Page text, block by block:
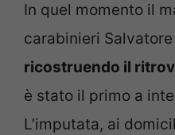
In quel momento il
carabinieri Salvatore
ricostruendo il
è stato il primo a
L’imputata, ai